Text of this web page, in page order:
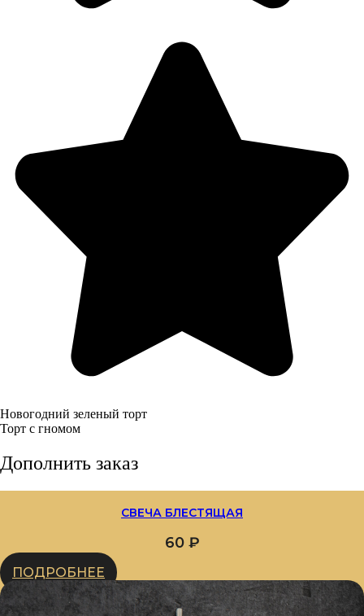
Новогодний зеленый торт
Торт с гномом
Дополнить заказ
СВЕЧА БЛЕСТЯЩАЯ
60 ₽
ПОДРОБНЕЕ